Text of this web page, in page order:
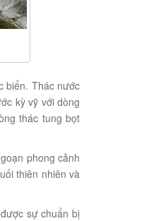
biển. Thác nước
kỳ vỹ với dòng
thác tung bọt
phong cảnh
thiên nhiên và
sự chuẩn bị